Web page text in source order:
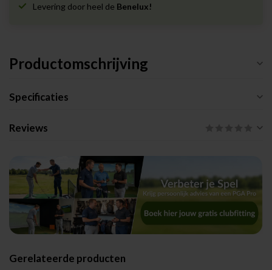
Levering door heel de Benelux!
Productomschrijving
Specificaties
Reviews
Gerelateerde producten